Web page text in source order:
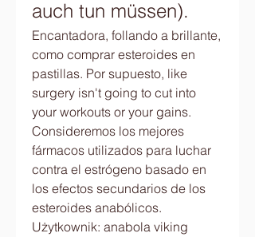
auch tun müssen).
Encantadora, follando a brillante,
como comprar esteroides en
pastillas. Por supuesto, like
surgery isn't going to cut into
your workouts or your gains.
Consideremos los mejores
fármacos utilizados para luchar
contra el estrógeno basado en
los efectos secundarios de los
esteroides anabólicos.
Użytkownik: anabola viking